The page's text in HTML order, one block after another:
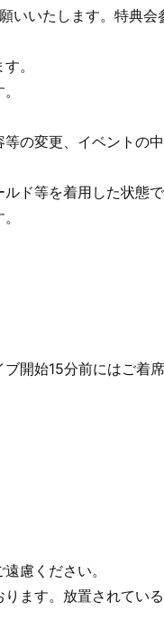
いいたします。特典
。
の変更、イベントの中
ド等を着用した状態で
開始15分前にはご着
慮ください。
ます。放置されてい